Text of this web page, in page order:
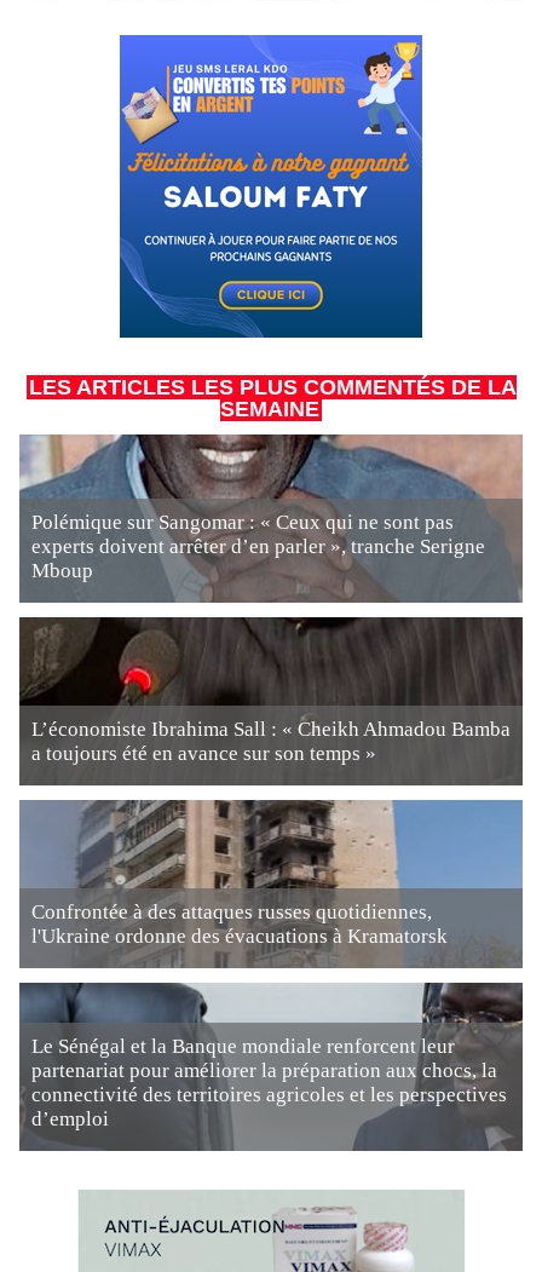
LES ARTICLES LES PLUS COMMENTÉS DE LA
SEMAINE
Polémique sur Sangomar : « Ceux qui ne sont pas
experts doivent arrêter d’en parler », tranche Serigne
Mboup
L’économiste Ibrahima Sall : « Cheikh Ahmadou Bamba
a toujours été en avance sur son temps »
Confrontée à des attaques russes quotidiennes,
l'Ukraine ordonne des évacuations à Kramatorsk
Le Sénégal et la Banque mondiale renforcent leur
partenariat pour améliorer la préparation aux chocs, la
connectivité des territoires agricoles et les perspectives
d’emploi